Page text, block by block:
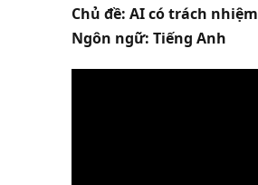
Chủ đề: AI có trách nhiệm
Ngôn ngữ: Tiếng Anh